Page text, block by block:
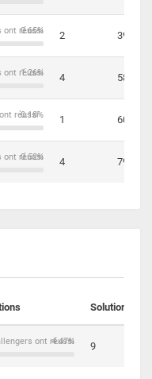
0.65%
ont réussi 2 39
1.26%
ont réussi 4 58
0.18%
réussi 1 60
0.52%
ont réussi 4 79
Solutions
4.47%
ont réussi 9